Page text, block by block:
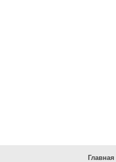
Главная